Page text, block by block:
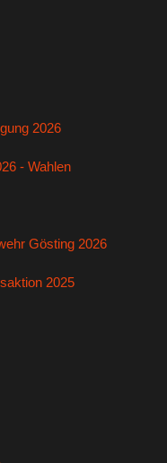
2026
- Wahlen
Gösting 2026
2025